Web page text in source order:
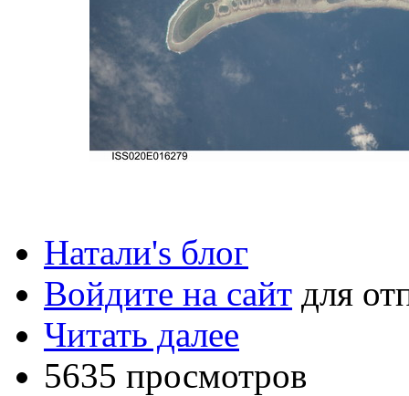
Натали's блог
Войдите на сайт для
Читать далее
5635 просмотров